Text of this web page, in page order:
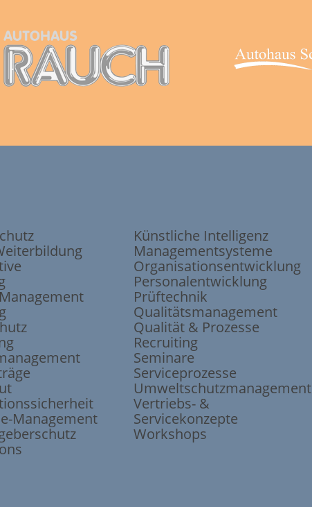
sicherheit
Management
Künstliche Intelligenz
Managementsysteme
Organisationsentwicklung
Personalentwicklung
Prüftechnik
Qualitätsmanagement
Qualität & Prozesse
Recruiting
Seminare
Serviceprozesse
Umweltschutzmanagement
Vertriebs- &
Servicekonzepte
Workshops